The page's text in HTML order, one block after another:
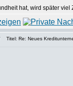
hat, wird später
Titel: Re: Neues